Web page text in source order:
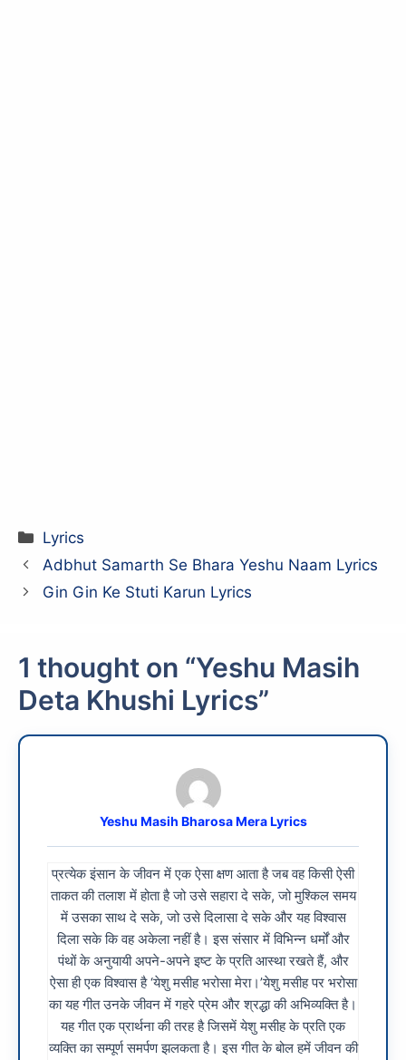
Categories
Lyrics
Adbhut Samarth Se Bhara Yeshu Naam Lyrics
Gin Gin Ke Stuti Karun Lyrics
1 thought on “Yeshu Masih
Deta Khushi Lyrics”
Yeshu Masih Bharosa Mera Lyrics
प्रत्येक इंसान के जीवन में एक ऐसा क्षण आता है जब वह किसी ऐसी
ताकत की तलाश में होता है जो उसे सहारा दे सके, जो मुश्किल समय
में उसका साथ दे सके, जो उसे दिलासा दे सके और यह विश्वास
दिला सके कि वह अकेला नहीं है। इस संसार में विभिन्न धर्मों और
पंथों के अनुयायी अपने-अपने इष्ट के प्रति आस्था रखते हैं, और
ऐसा ही एक विश्वास है ‘येशु मसीह भरोसा मेरा।’येशु मसीह पर भरोसा
का यह गीत उनके जीवन में गहरे प्रेम और श्रद्धा की अभिव्यक्ति है।
यह गीत एक प्रार्थना की तरह है जिसमें येशु मसीह के प्रति एक
व्यक्ति का सम्पूर्ण समर्पण झलकता है। इस गीत के बोल हमें जीवन की